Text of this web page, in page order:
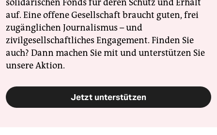
solidarischen Fonds für deren Schutz und Erhalt
auf. Eine offene Gesellschaft braucht guten, frei
zugänglichen Journalismus – und
zivilgesellschaftliches Engagement. Finden Sie
auch? Dann machen Sie mit und unterstützen Sie
unsere Aktion.
Jetzt unterstützen